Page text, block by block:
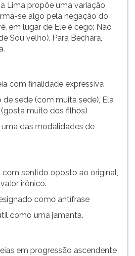
Lima propõe uma variação
se algo pela negação do
em lugar de Ele é cego; Não
Sou velho). Para Bechara,
com finalidade expressiva
de sede (com muita sede), Ela
muito dos filhos)
uma das modalidades de
sentido oposto ao original,
irônico.
como antífrase
como uma jamanta.
em progressão ascendente